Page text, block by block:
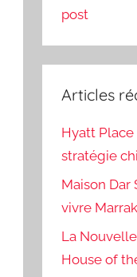
post
Articles
Hyatt Place
stratégie
Maison Dar
vivre
La
House of